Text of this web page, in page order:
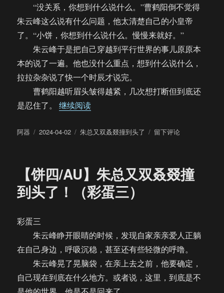
“没关系，你想到什么说什么。”曹鹤阳倒不觉得
朱云峰这么说有什么问题，他太清楚自己的小皇帝
了。“小饼，你想到什么说什么。慢慢来就好。”
朱云峰于是把自己穿越到平行世界的事儿原原本
本的说了一遍。他也没什么重点，想到什么说什么，
拉拉杂杂说了快一个时辰才说完。
曹鹤阳越听眉头皱得越紧，几次想打断但到底还
是忍住了。继续阅读“【饼四/AU】朱总又双叒叕撞到头了
作
阿器
发
2024-04-02
分
朱总又双叒叕撞到头了
于
总
又
到
头
了！
（彩
蛋
留下评论
【饼四/AU】朱总又双叒叕撞
到头了！（彩蛋三）
彩蛋三
朱云峰睁开眼睛的时候，发现自家亲亲爱人正躺
在自己身边，呼吸沉稳，甚至还有些轻微的呼噜。
朱云峰晃了晃脑袋，在亲上去之前，他要确定，
自己现在到底在什么地方。或者说，这里，到底是不